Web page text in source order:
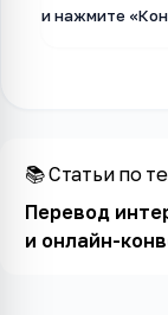
и нажмите
📚 Статьи по
Перевод
и онлайн-